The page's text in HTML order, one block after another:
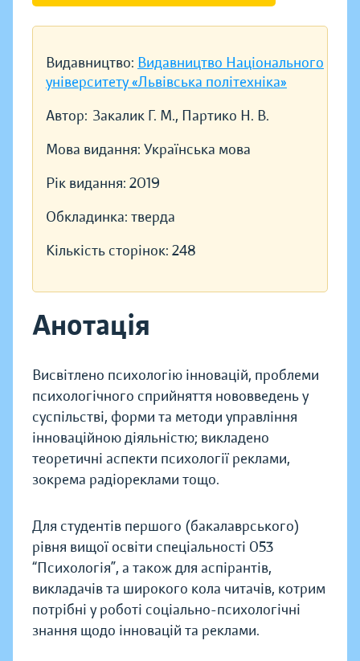
Видавництво: Видавництво Національного
університету «Львівська політехніка»
Автор: Закалик Г. М., Партико Н. В.
Мова видання: Українська мова
Рік видання: 2019
Обкладинка: тверда
Кількість сторінок: 248
Анотація
Висвітлено психологію інновацій, проблеми
психологічного сприйняття нововведень у
суспільстві, форми та методи управління
інноваційною діяльністю; викладено
теоретичні аспекти психології реклами,
зокрема радіореклами тощо.
Для студентів першого (бакалаврського)
рівня вищої освіти спеціальності 053
“Психологія”, а також для аспірантів,
викладачів та широкого кола читачів, котрим
потрібні у роботі соціально-психологічні
знання щодо інновацій та реклами.